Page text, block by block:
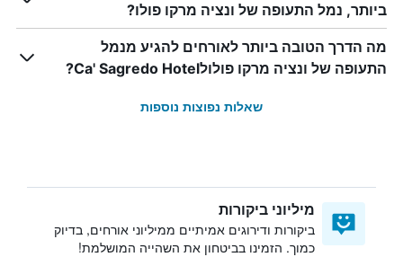
ביותר, נמל התעופה של ונציה מרקו פולו?
מה הדרך הטובה ביותר לאורחים להגיע מנמל
התעופה של ונציה מרקו פולולCa' Sagredo Hotel?
שאלות נפוצות נוספות
מיליוני ביקורות
ביקורות ודירוגים אמיתיים ממיליוני אורחים, בדיוק
כמוך. הזמינו בביטחון את השהייה המושלמת!